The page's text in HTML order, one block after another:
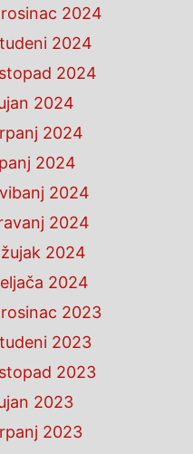
2024
2024
2024
2024
2024
2024
2024
2024
2024
2024
2023
2023
2023
2023
2023